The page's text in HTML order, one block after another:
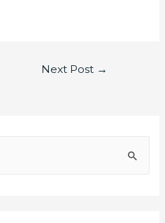
Next Post →